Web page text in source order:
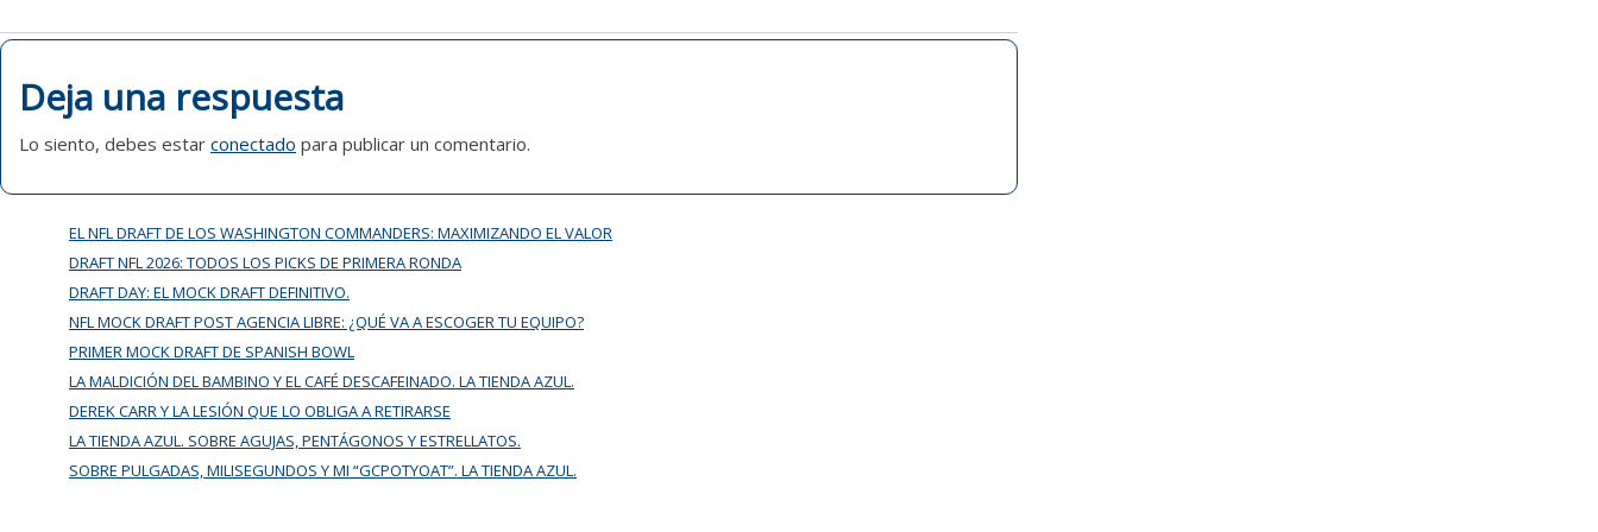
ENTRADAS
Deja una respuesta
Lo siento, debes estar conectado para publicar un comentario.
EL NFL DRAFT DE LOS WASHINGTON COMMANDERS: MAXIMIZANDO EL VALOR
DRAFT NFL 2026: TODOS LOS PICKS DE PRIMERA RONDA
DRAFT DAY: EL MOCK DRAFT DEFINITIVO.
NFL MOCK DRAFT POST AGENCIA LIBRE: ¿QUÉ VA A ESCOGER TU EQUIPO?
PRIMER MOCK DRAFT DE SPANISH BOWL
LA MALDICIÓN DEL BAMBINO Y EL CAFÉ DESCAFEINADO. LA TIENDA AZUL.
DEREK CARR Y LA LESIÓN QUE LO OBLIGA A RETIRARSE
LA TIENDA AZUL. SOBRE AGUJAS, PENTÁGONOS Y ESTRELLATOS.
SOBRE PULGADAS, MILISEGUNDOS Y MI “GCPOTYOAT”. LA TIENDA AZUL.